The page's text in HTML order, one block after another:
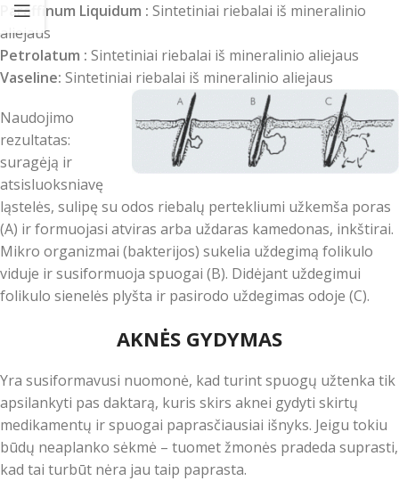
Paraffinum Liquidum : Sintetiniai riebalai iš mineralinio
aliejaus
Petrolatum : Sintetiniai riebalai iš mineralinio aliejaus
Vaseline: Sintetiniai riebalai iš mineralinio aliejaus
Naudojimo
rezultatas:
suragėją ir
atsisluoksniavę
ląstelės, sulipę su odos riebalų pertekliumi užkemša poras
(A) ir formuojasi atviras arba uždaras kamedonas, inkštirai.
Mikro organizmai (bakterijos) sukelia uždegimą folikulo
viduje ir susiformuoja spuogai (B). Didėjant uždegimui
folikulo sienelės plyšta ir pasirodo uždegimas odoje (C).
AKNĖS GYDYMAS
Yra susiformavusi nuomonė, kad turint spuogų užtenka tik
apsilankyti pas daktarą, kuris skirs aknei gydyti skirtų
medikamentų ir spuogai paprasčiausiai išnyks. Jeigu tokiu
būdų neaplanko sėkmė – tuomet žmonės pradeda suprasti,
kad tai turbūt nėra jau taip paprasta.